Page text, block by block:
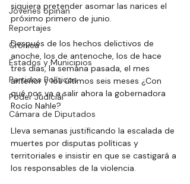
Jóvenes opinan
Reportajes
Crónica
Estados y Municipios
Partidos Políticos
Poder Judicial
Cámara de Diputados
siquiera pretender asomar las narices el
próximo primero de junio.
Después de los hechos delictivos de
anoche, los de antenoche, los de hace
tres días, la semana pasada, el mes
anterior y los últimos seis meses ¿Con
qué nos va a salir ahora la gobernadora
Rocío Nahle?
Lleva semanas justificando la escalada de
muertes por disputas políticas y
territoriales e insistir en que se castigará a
los responsables de la violencia.